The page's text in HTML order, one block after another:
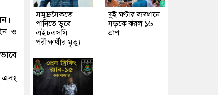
ও
এবং
সমুদ্রসৈকতে
পানিতে ডুবে
এইচএসসি
পরীক্ষার্থীর মৃত্যু
দুই ঘণ্টার ব্যবধানে
সড়কে ঝরল ১৬
প্রাণ